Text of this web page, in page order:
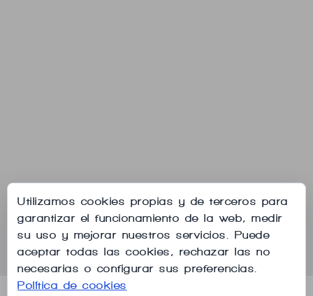
Utilizamos cookies propias y de terceros para
garantizar el funcionamiento de la web, medir
su uso y mejorar nuestros servicios. Puede
aceptar todas las cookies, rechazar las no
necesarias o configurar sus preferencias.
Política de cookies